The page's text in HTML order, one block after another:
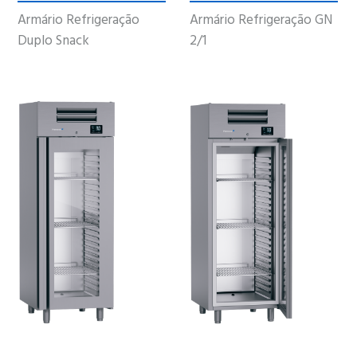
Armário Refrigeração
Duplo Snack
Armário Refrigeração GN
2/1